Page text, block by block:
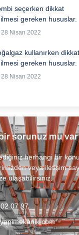
seçerken dikkat
gereken hususlar.
28 Nisan 2022
kullanırken dikkat
gereken hususlar.
28 Nisan 2022
sorunuz mu
herhangi bir
veya iletişim
ulaşabilirsiniz.
07 97